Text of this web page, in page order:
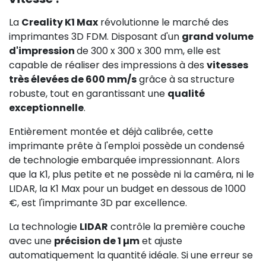
La Creality K1 Max révolutionne le marché des
imprimantes 3D FDM. Disposant d'un grand volume
d'impressionde 300 x 300 x 300 mm, elle est
capable de réaliser des impressions à des vitesses
très élevées de 600 mm/sgrâce à sa structure
robuste, tout en garantissant une qualité
exceptionnelle.
Entièrement montée et déjà calibrée, cette
imprimante prête à l'emploi possède un condensé
de technologie embarquée impressionnant. Alors
que la K1, plus petite et ne possède ni la caméra, ni le
LIDAR, la K1 Max pour un budget en dessous de 1000
€, est l'imprimante 3D par excellence.
La technologie LIDAR contrôle la première couche
avec une précision de 1 µmet ajuste
automatiquement la quantité idéale. Si une erreur se